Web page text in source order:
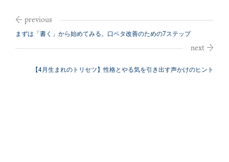
まずは「書く」から始めてみる。口ベタ改善のための7ステップ
【4月生まれのトリセツ】性格とやる気を引き出す声かけのヒント